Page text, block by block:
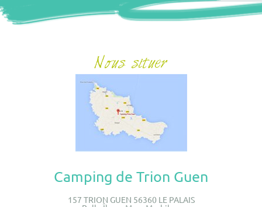
Camping de Trion Guen
157 TRION GUEN 56360 LE PALAIS